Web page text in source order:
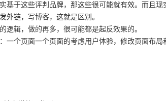
于这些评判品牌，那这些很可能就有效。而且
外链，写博客，这就是区别。
辑，做的再多，很可能都是起反效果的。
个页面一个页面的考虑用户体验，修改页面布